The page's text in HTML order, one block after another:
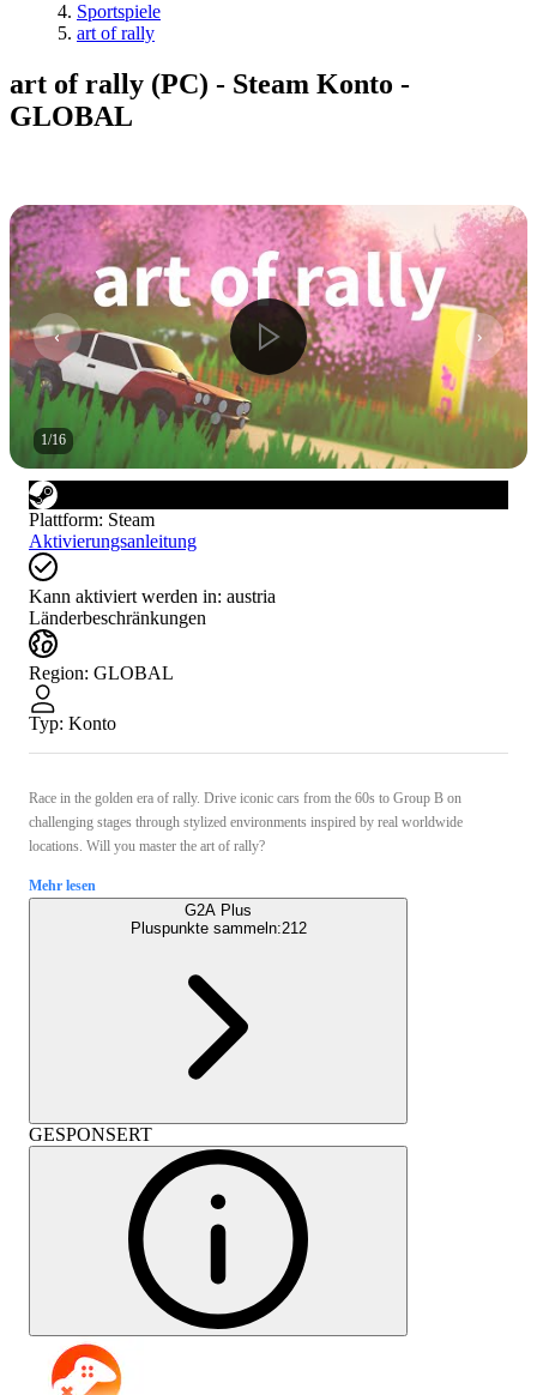
Sportspiele
art of rally
art of rally (PC) - Steam Konto -
GLOBAL
1/16
Plattform: Steam
Aktivierungsanleitung
Kann aktiviert werden in: austria
Länderbeschränkungen
Region: GLOBAL
Typ: Konto
Race in the golden era of rally. Drive iconic cars from the 60s to Group B on
challenging stages through stylized environments inspired by real worldwide
locations. Will you master the art of rally?
Mehr lesen
G2A Plus
Pluspunkte sammeln:212
GESPONSERT